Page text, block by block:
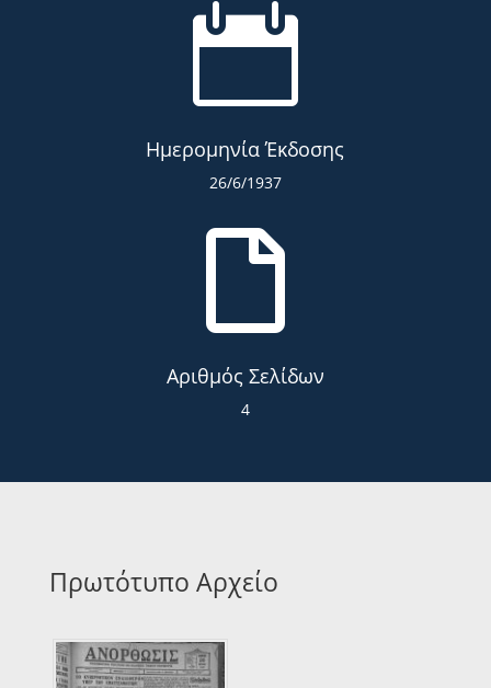

Ημερομηνία Έκδοσης
26/6/1937

Αριθμός Σελίδων
4
Πρωτότυπο Αρχείο